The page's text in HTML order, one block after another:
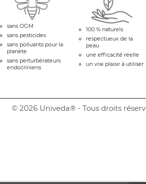
sans OGM
sans pesticides
sans polluants pour la
planète
sans perturbérateurs
endocriniens
100 % naturels
respectueux de la
peau
une efficacité réelle
un vrai plaisir à utiliser
© 2026 Univeda® - Tous droits